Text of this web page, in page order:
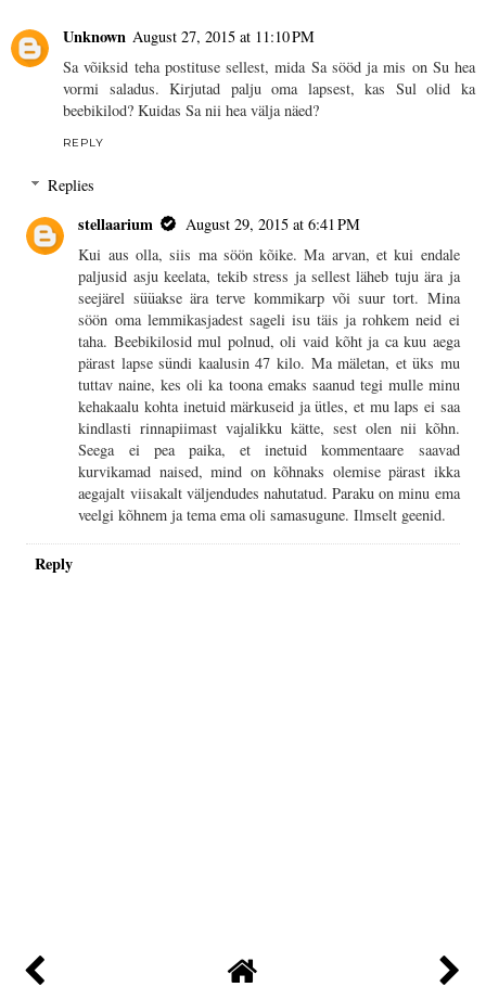
Unknown August 27, 2015 at 11:10 PM
Sa võiksid teha postituse sellest, mida Sa sööd ja mis on Su hea
vormi saladus. Kirjutad palju oma lapsest, kas Sul olid ka
beebikilod? Kuidas Sa nii hea välja näed?
REPLY
Replies
stellaarium
August 29, 2015 at 6:41 PM
Kui aus olla, siis ma söön kõike. Ma arvan, et kui endale
paljusid asju keelata, tekib stress ja sellest läheb tuju ära ja
seejärel süüakse ära terve kommikarp või suur tort. Mina
söön oma lemmikasjadest sageli isu täis ja rohkem neid ei
taha. Beebikilosid mul polnud, oli vaid kõht ja ca kuu aega
pärast lapse sündi kaalusin 47 kilo. Ma mäletan, et üks mu
tuttav naine, kes oli ka toona emaks saanud tegi mulle minu
kehakaalu kohta inetuid märkuseid ja ütles, et mu laps ei saa
kindlasti rinnapiimast vajalikku kätte, sest olen nii kõhn.
Seega ei pea paika, et inetuid kommentaare saavad
kurvikamad naised, mind on kõhnaks olemise pärast ikka
aegajalt viisakalt väljendudes nahutatud. Paraku on minu ema
veelgi kõhnem ja tema ema oli samasugune. Ilmselt geenid.
Reply